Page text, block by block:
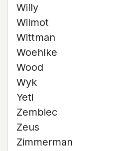
Willy
Wilmot
Wittman
Woehlke
Wood
Wyk
Yeti
Zembiec
Zeus
Zimmerman